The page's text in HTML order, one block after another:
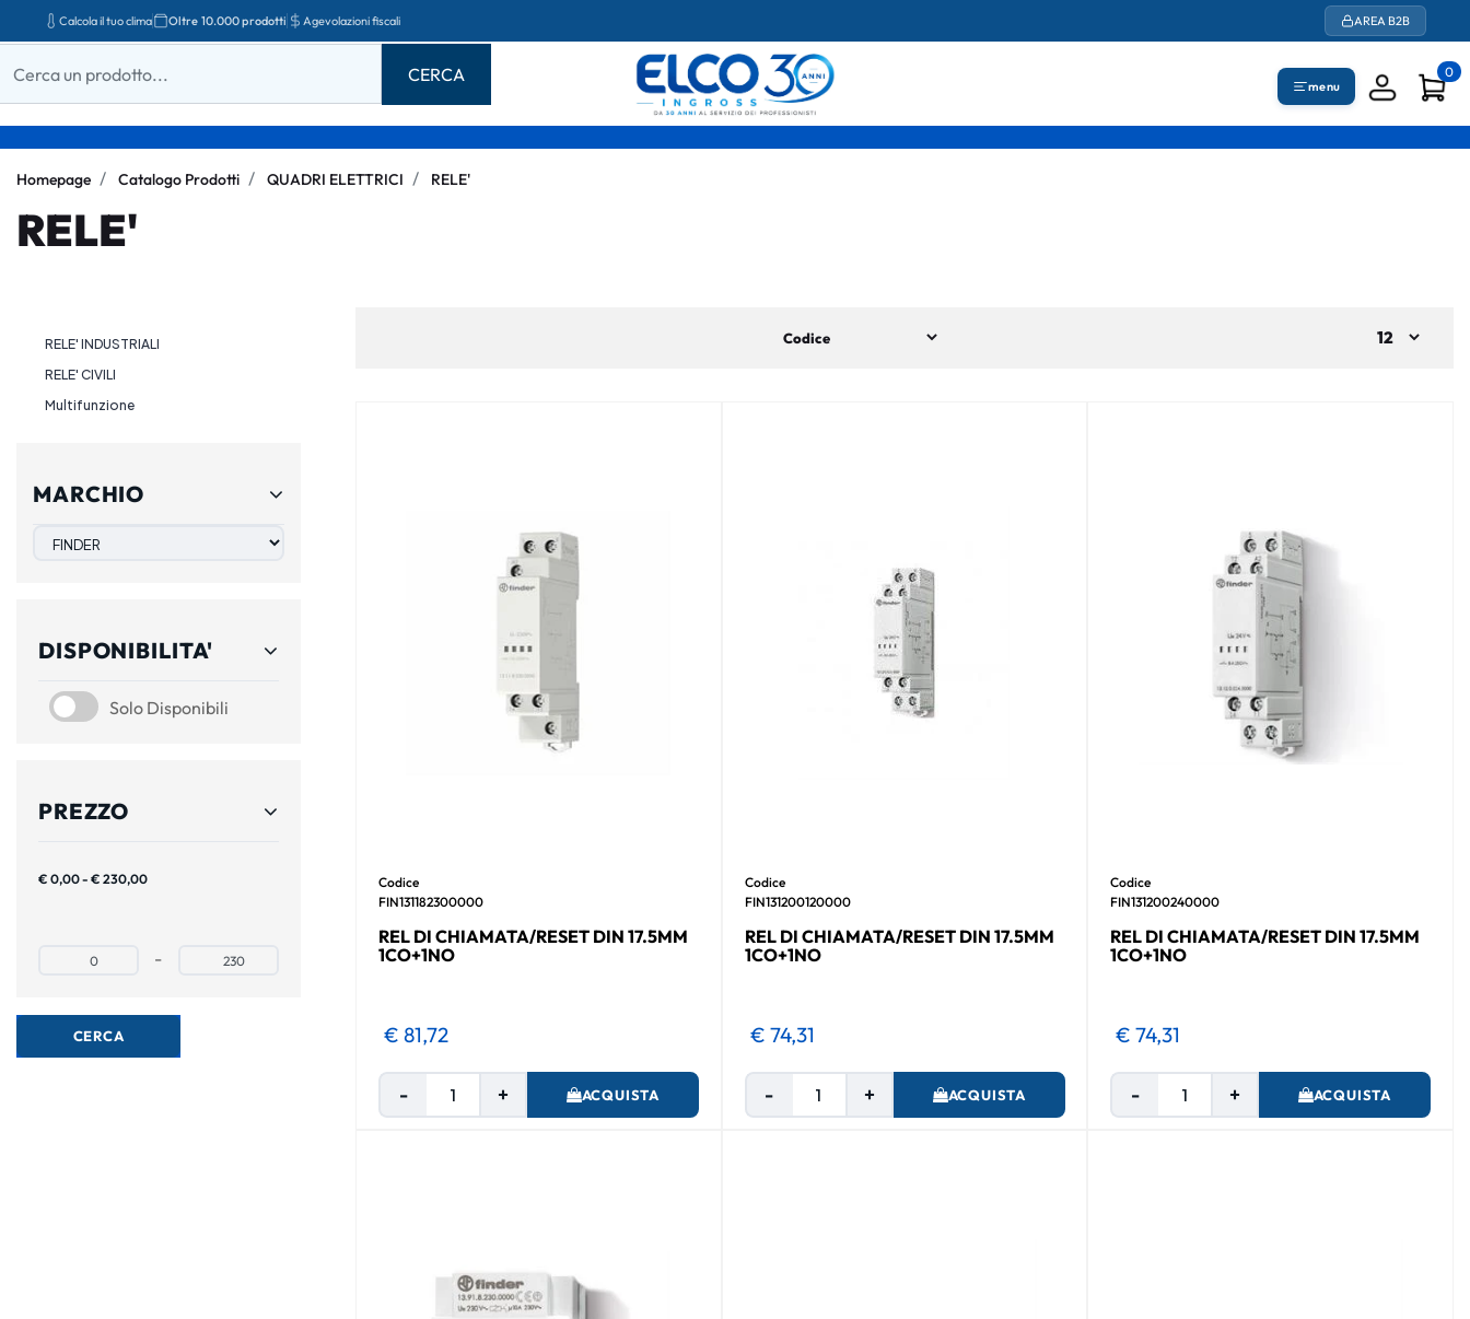
Calcola il tuo clima Oltre 10.000 prodotti Agevolazioni fiscali AREA B2B
menu
0
Homepage Catalogo Prodotti QUADRI ELETTRICI RELE'
RELE'
RELE' INDUSTRIALI
RELE' CIVILI
Multifunzione
MARCHIO
DISPONIBILITA'
Solo Disponibili
SOLO DISPONIBILI
PREZZO
€ 0,00 - € 230,00
Prezzo minimo - Prezzo massimo
Codice
FIN131182300000
REL DI CHIAMATA/RESET DIN 17.5MM
1CO+1NO
€ 81,72
Quantità ACQUISTA
Codice
FIN131200120000
REL DI CHIAMATA/RESET DIN 17.5MM
1CO+1NO
€ 74,31
Quantità ACQUISTA
Codice
FIN131200240000
REL DI CHIAMATA/RESET DIN 17.5MM
1CO+1NO
€ 74,31
Quantità ACQUISTA